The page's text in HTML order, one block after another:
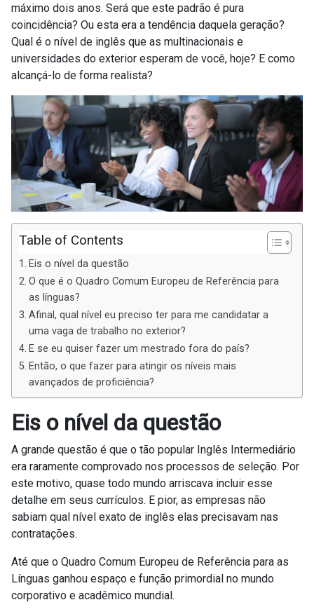
máximo dois anos. Será que este padrão é pura
coincidência? Ou esta era a tendência daquela geração?
Qual é o nível de inglês que as multinacionais e
universidades do exterior esperam de você, hoje? E como
alcançá-lo de forma realista?
Table of Contents
Eis o nível da questão
O que é o Quadro Comum Europeu de Referência para
as línguas?
Afinal, qual nível eu preciso ter para me candidatar a
uma vaga de trabalho no exterior?
E se eu quiser fazer um mestrado fora do país?
Então, o que fazer para atingir os níveis mais
avançados de proficiência?
Eis o nível da questão
A grande questão é que o tão popular Inglês Intermediário
era raramente comprovado nos processos de seleção. Por
este motivo, quase todo mundo arriscava incluir esse
detalhe em seus currículos. E pior, as empresas não
sabiam qual nível exato de inglês elas precisavam nas
contratações.
Até que o Quadro Comum Europeu de Referência para as
Línguas ganhou espaço e função primordial no mundo
corporativo e acadêmico mundial.